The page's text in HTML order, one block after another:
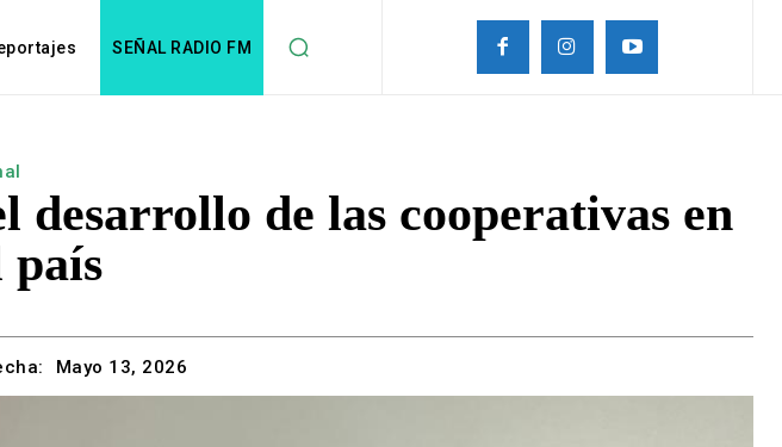
SEÑAL RADIO FM
desarrollo de las cooperativas en
país
Mayo 13, 2026